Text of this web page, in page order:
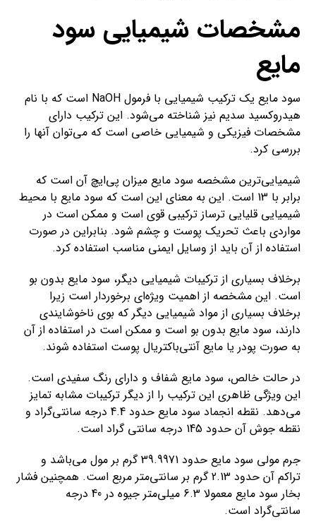
مشخصات شیمیایی سود
مایع
سود مایع یک ترکیب شیمیایی با فرمول NaOH است که با نام
هیدروکسید سدیم نیز شناخته می‌شود. این ترکیب دارای
مشخصات فیزیکی و شیمیایی خاصی است که می‌توان آنها را
بررسی کرد.
شیمیایی‌ترین مشخصه سود مایع میزان پی‌ایچ آن است که
برابر با 13 است. این به معنای این است که سود مایع با محیط
شیمیایی قلیایی ترساز ترکیبی قوی است و ممکن است در
مواردی باعث تحریک پوست و چشم شود. بنابراین در صورت
استفاده از آن باید از وسایل ایمنی مناسب استفاده کرد.
برخلاف بسیاری از ترکیبات شیمیایی دیگر، سود مایع بدون بو
است. این مشخصه از اهمیت ویژه‌ای برخوردار است زیرا
برخلاف بسیاری از مواد شیمیایی دیگر که بوی ناخوشایندی
دارند، سود مایع بدون بو است و ممکن است در استفاده از آن
به صورت پودر یا مایع آنتی‌باکتریال پوست استفاده شوند.
در حالت خالص، سود مایع شفاف و دارای رنگ سفیدی است.
این ویژگی ظاهری این ترکیب را از دیگر ترکیبات مشابه تمایز
می‌دهد. نقطه انجماد سود مایع حدود 4.4 درجه سانتی‌گراد و
نقطه جوش آن حدود 145 درجه سانتی گراد است.
جرم مولی سود مایع حدود 39.9971 گرم بر مول می‌باشد و
تراکم آن حدود 2.13 گرم بر سانتی‌متر مربع است. همچنین فشار
بخار سود مایع معمولا 6.3 میلی‌متر جیوه در 40 درجه
سانتی‌گراد است.